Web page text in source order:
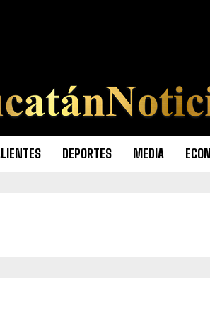
DEPORTES MEDIA